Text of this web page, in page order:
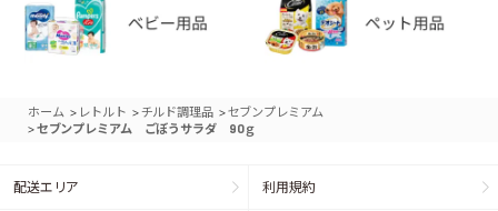
ホーム > レトルト >チルド調理品 >セブンプレミアム
>セブンプレミアム ごぼうサラダ 90ｇ
配送エリア 利用規約